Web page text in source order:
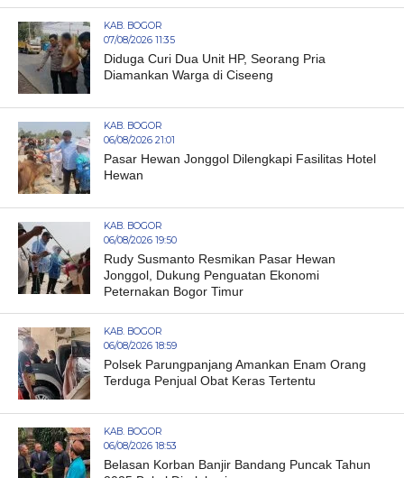
KAB. BOGOR
07/08/2026 11:35
Diduga Curi Dua Unit HP, Seorang Pria
Diamankan Warga di Ciseeng
KAB. BOGOR
06/08/2026 21:01
Pasar Hewan Jonggol Dilengkapi Fasilitas Hotel
Hewan
KAB. BOGOR
06/08/2026 19:50
Rudy Susmanto Resmikan Pasar Hewan
Jonggol, Dukung Penguatan Ekonomi
Peternakan Bogor Timur
KAB. BOGOR
06/08/2026 18:59
Polsek Parungpanjang Amankan Enam Orang
Terduga Penjual Obat Keras Tertentu
KAB. BOGOR
06/08/2026 18:53
Belasan Korban Banjir Bandang Puncak Tahun